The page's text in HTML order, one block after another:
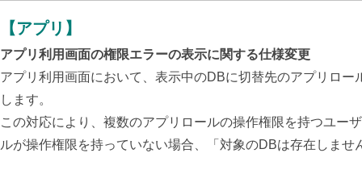
【アプリ】
アプリ利用画面の権限エラーの表示に関する仕様変更
アプリ利用画面において、表示中のDBに切替先のアプリロ
します。
この対応により、複数のアプリロールの操作権限を持つユー
ルが操作権限を持っていない場合、「対象のDBは存在しま